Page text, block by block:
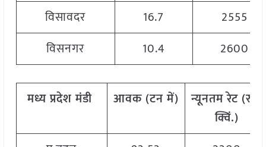
विसावदर
16.7
2555
विसनगर
10.4 2600
मध्यप्रदेश मंडी आवक (टनमें) न्यूनतमरेट (रु
क्विं.)